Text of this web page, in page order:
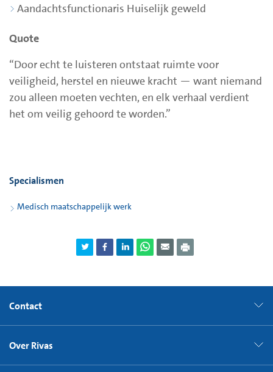
Aandachtsfunctionaris Huiselijk geweld
Quote
“Door echt te luisteren ontstaat ruimte voor
veiligheid, herstel en nieuwe kracht — want niemand
zou alleen moeten vechten, en elk verhaal verdient
het om veilig gehoord te worden.”
Specialismen
Medisch maatschappelijk werk
Contact
Over Rivas